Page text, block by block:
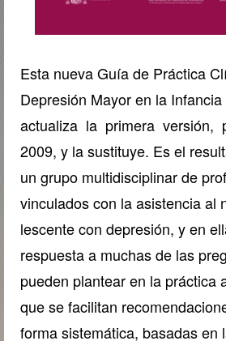
Esta nueva Guía de Práctica
Depresión Mayor en la
actualiza la primera versión,
2009, y la sustituye. Es el
un grupo multidisciplinar de
vinculados con la asistencia al
lescente con depresión, y en
respuesta a muchas de las
pueden plantear en la práctica
que se facilitan
forma sistemática, basadas en